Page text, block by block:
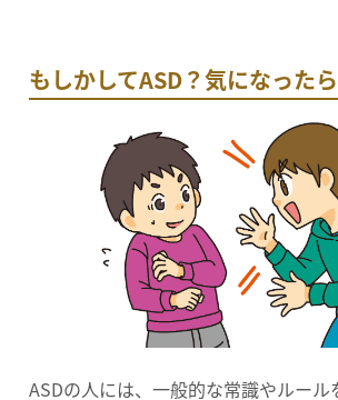
もしかしてASD？気になったら
ASDの人には、一般的な常識やルール